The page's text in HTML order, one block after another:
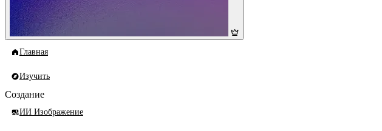
Главная
Изучить
Создание
ИИ Изображение